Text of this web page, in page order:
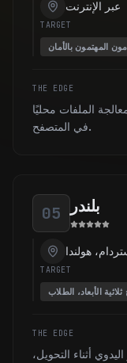
عبر الإنترنت
TARGET
المهتمون بالأمان
THE EDGE
الملفات محليًا
في المتصفح.
05 بلندر
هولندا
TARGET
ثلاثية الأبعاد، الطلاب
THE EDGE
أثناء التحويل،